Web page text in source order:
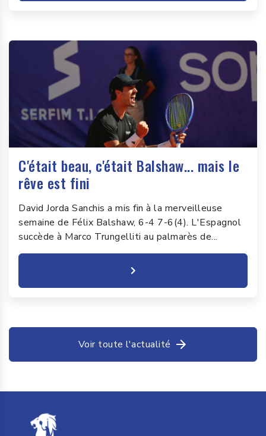
C'était beau, c'était Balshaw... mais le
rêve est fini
David Jorda Sanchis a mis fin à la merveilleuse
semaine de Félix Balshaw, 6-4 7-6(4). L'Espagnol
succède à Marco Trungelliti au palmarès de...
Voir toute l'actualité